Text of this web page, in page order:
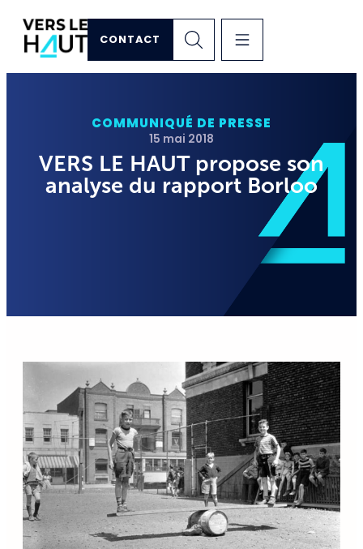
CONTACT
COMMUNIQUÉ DE PRESSE
15 mai 2018
VERS LE HAUT propose son
analyse du rapport Borloo